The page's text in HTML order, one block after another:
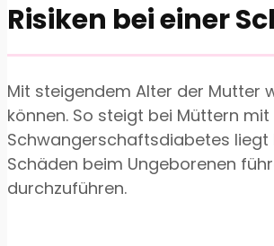
Risiken bei einer
Mit steigendem Alter der Mutter
können. So steigt bei Müttern
Schwangerschaftsdiabetes liegt
Schäden beim Ungeborenen
durchzuführen.